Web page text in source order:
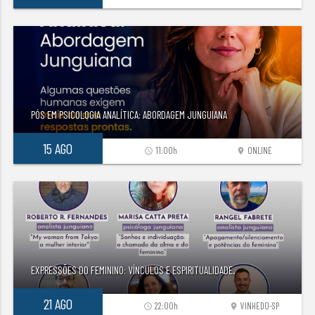
PÓS EM PSICOLOGIA ANALÍTICA: ABORDAGEM JUNGUIANA
15 AGO location_on ONLINE
access_time 11:00h
EXPRESSÕES DO FEMININO: VÍNCULOS E ESPIRITUALIDADE.
21 AGO location_on VINHEDO-SP
access_time 22:00h